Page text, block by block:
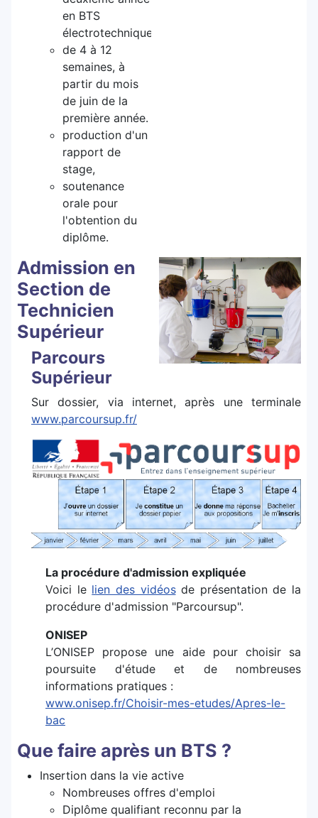
en BTS
électrotechnique)
de 4 à 12
semaines, à
partir du mois
de juin de la
première année.
production d'un
rapport de
stage,
soutenance
orale pour
l'obtention du
diplôme.
Admission en
Section de
Technicien
Supérieur
Parcours
Supérieur
Sur dossier, via internet, après une terminale
www.parcoursup.fr/
La procédure d'admission expliquée
Voici le lien des vidéosde présentation de la
procédure d'admission "Parcoursup".
ONISEP
L’ONISEP propose une aide pour choisir sa
poursuite d'étude et de nombreuses
informations pratiques :
www.onisep.fr/Choisir-mes-etudes/Apres-le-
bac
Que faire après un BTS ?
Insertion dans la vie active
Nombreuses offres d'emploi
Diplôme qualifiant reconnu par la